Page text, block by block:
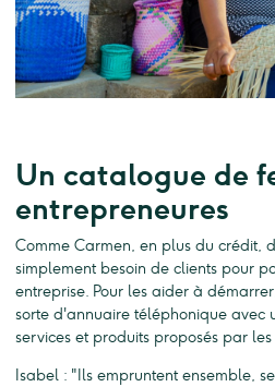
Un catalogue de
entrepreneures
Comme Carmen, en plus du crédit,
simplement besoin de clients pour
entreprise. Pour les aider à
sorte d'annuaire téléphonique avec
services et produits proposés par
Isabel : "Ils empruntent ensemble,